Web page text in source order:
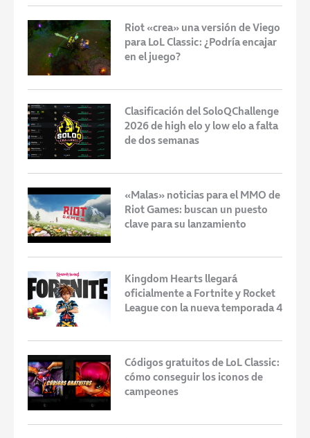
Riot «crea» una versión de Viego
para LoL Classic: ¿Podría encajar
en el juego?
Clasificación del SoloQChallenge
2026 de high elo y low elo a falta
de dos semanas
«Malas» noticias para el MMO de
Riot Games: buscan un puesto
clave para su lanzamiento
Kingdom Hearts llegará
oficialmente a Fortnite y Rocket
League con la nueva temporada 4
Códigos gratuitos de LoL Classic:
cómo conseguir los iconos de
campeones